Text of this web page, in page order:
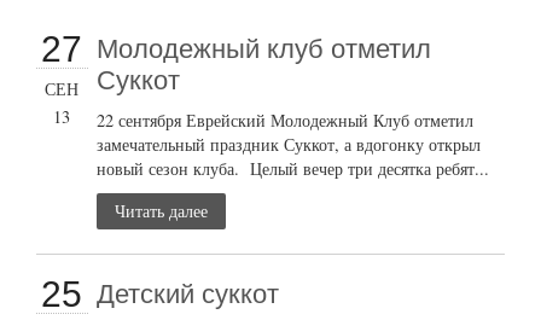
27
СЕН
13
Молодежный клуб отметил
Суккот
22 сентября Еврейский Молодежный Клуб отметил
замечательный праздник Суккот, а вдогонку открыл
новый сезон клуба. Целый вечер три десятка ребят...
Читать далее
25 Детский суккот